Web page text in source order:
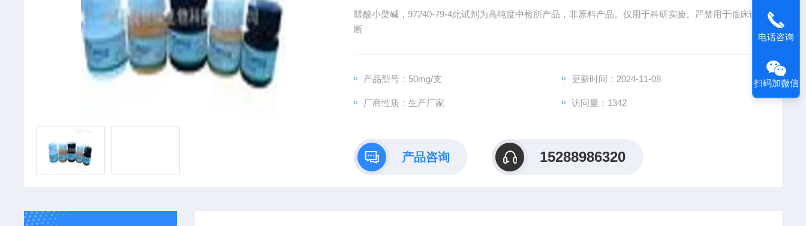
鞣酸小檗碱，97240-79-4此试剂为高纯度中检所产品，非原料产品。仅用于科研实验。严禁用于临床诊
断
产品型号：50mg/支 更新时间：2024-11-08
厂商性质：生产厂家 访问量：1342
产品咨询 15288986320
电话咨询
扫码加微信